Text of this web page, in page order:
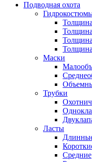
Подводная охота
Маски
Трубки
Ласты
Средние